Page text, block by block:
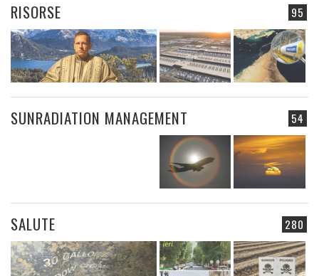
95
RISORSE
54
SUNRADIATION MANAGEMENT
280
SALUTE